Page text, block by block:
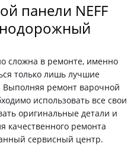
панели NEFF
сложна в ремонте, именно
только лишь лучшие
Выполняя ремонт варочной
использовать все свои
оригинальные детали и
качественного ремонта
сервисный центр.